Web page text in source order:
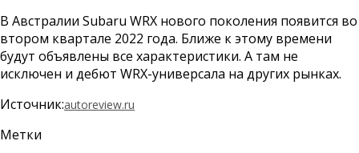
В Австралии Subaru WRX нового поколения появится во
втором квартале 2022 года. Ближе к этому времени
будут объявлены все характеристики. А там не
исключен и дебют WRX-универсала на других рынках.
Источник:autoreview.ru
Метки